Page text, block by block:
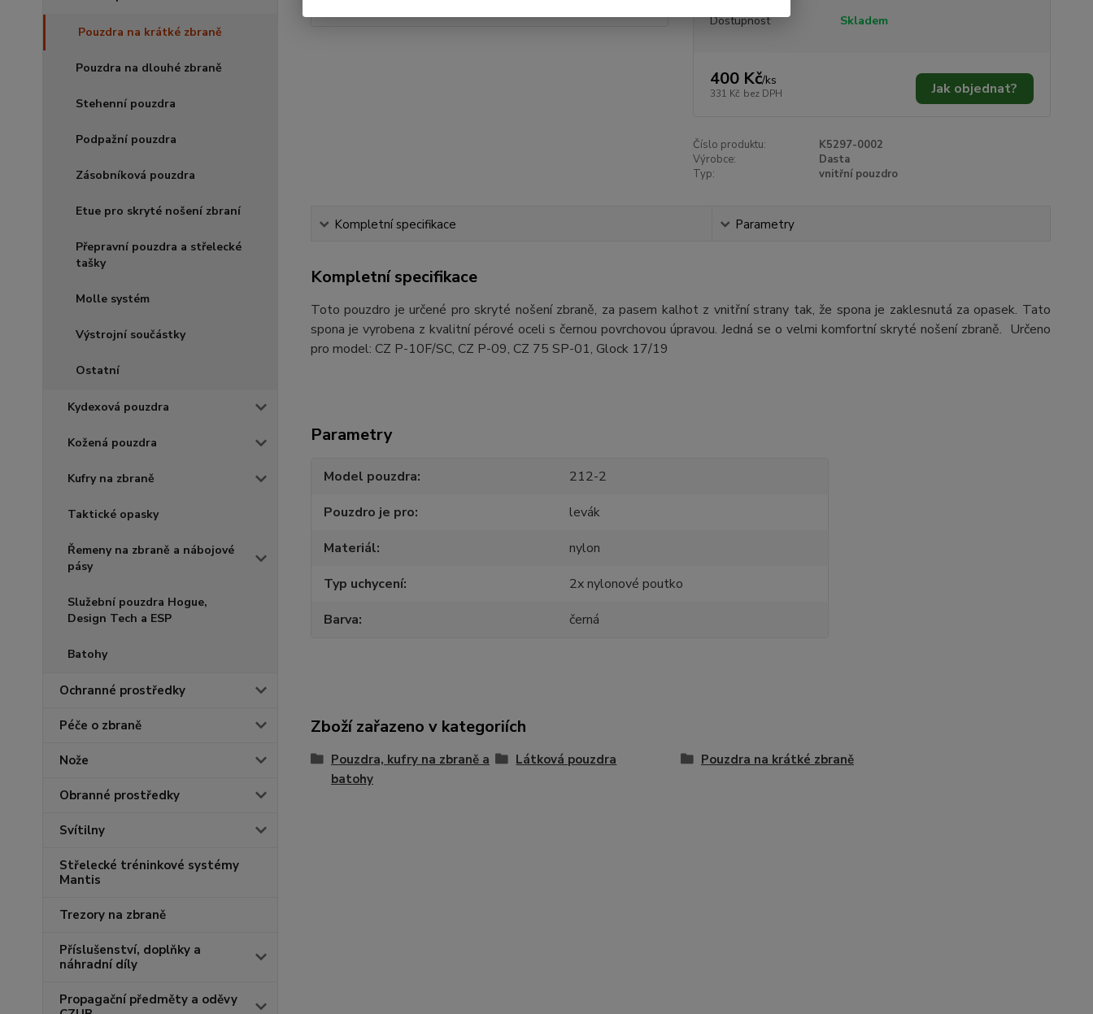
Pouzdra na krátké zbraně
Pouzdra na dlouhé zbraně
Stehenní pouzdra
Podpažní pouzdra
Zásobníková pouzdra
Etue pro skryté nošení zbraní
Přepravní pouzdra a střelecké
tašky
Molle systém
Výstrojní součástky
Ostatní
Kydexová pouzdra
Kožená pouzdra
Kufry na zbraně
Taktické opasky
Řemeny na zbraně a nábojové
pásy
Služební pouzdra Hogue,
Design Tech a ESP
Batohy
Ochranné prostředky
Péče o zbraně
Nože
Obranné prostředky
Svítilny
Střelecké tréninkové systémy
Mantis
Trezory na zbraně
Příslušenství, doplňky a
náhradní díly
Propagační předměty a oděvy
Dostupnost Skladem
400 Kč/ks
331 Kč bez DPH Jak objednat?
Číslo produktu:
K5297-0002
Výrobce:
Dasta
Typ:
vnitřní pouzdro
Kompletní specifikace Parametry
Kompletní specifikace
Toto pouzdro je určené pro skryté nošení zbraně, za pasem kalhot z vnitřní strany tak, že spona je zaklesnutá za opasek. Tato
spona je vyrobena z kvalitní pérové oceli s černou povrchovou úpravou. Jedná se o velmi komfortní skryté nošení zbraně. Určeno
pro model: CZ P-10F/SC, CZ P-09, CZ 75 SP-01, Glock 17/19
Parametry
Model pouzdra
212-2
Pouzdro je pro
levák
Materiál
nylon
Typ uchycení
2x nylonové poutko
Barva
černá
Zboží zařazeno v kategoriích
Pouzdra, kufry na zbraně a
batohy
Látková pouzdra Pouzdra na krátké zbraně